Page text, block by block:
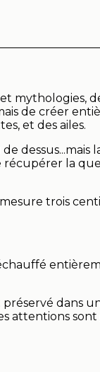
mythologies,
de créer
et des ailes.
dessus...mais
récupérer la
trois
dans
attentions